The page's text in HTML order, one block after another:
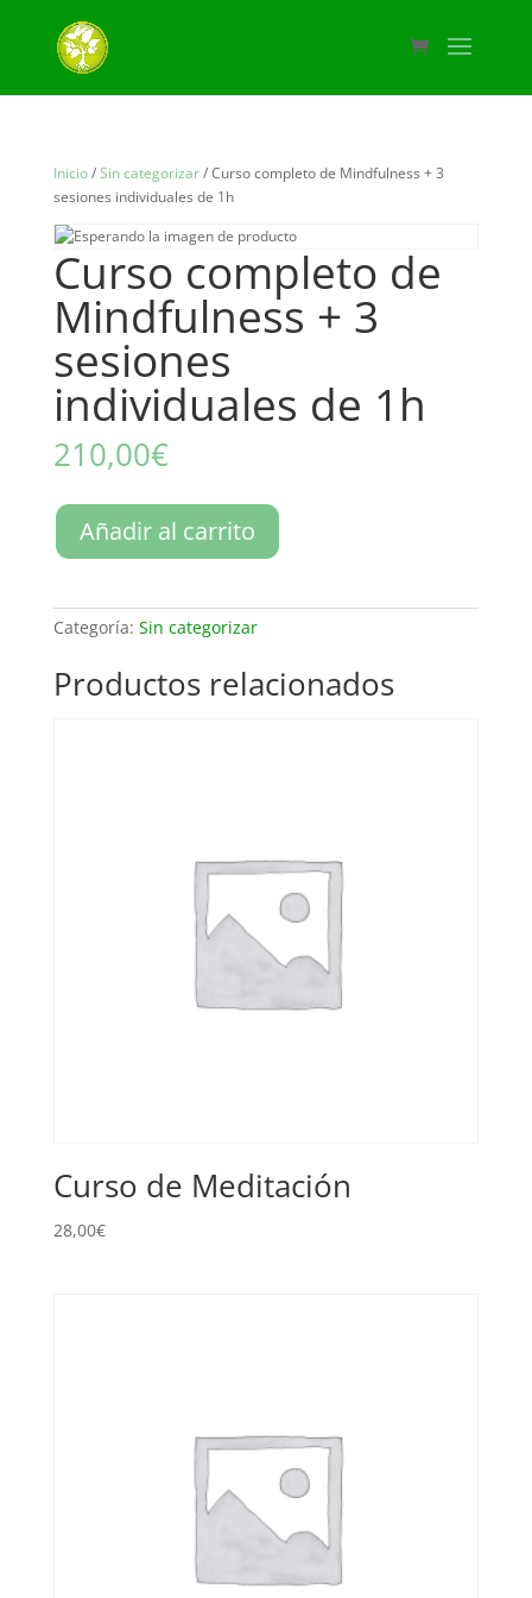
Inicio/Sin categorizar/ Curso completo de Mindfulness + 3
sesiones individuales de 1h
Curso completo de
Mindfulness + 3
sesiones
individuales de 1h
210,00€
Curso
completo
de
+
3
individuales
de
Añadir al carrito
Categoría: Sin categorizar
Productos relacionados
Curso de Meditación
28,00€